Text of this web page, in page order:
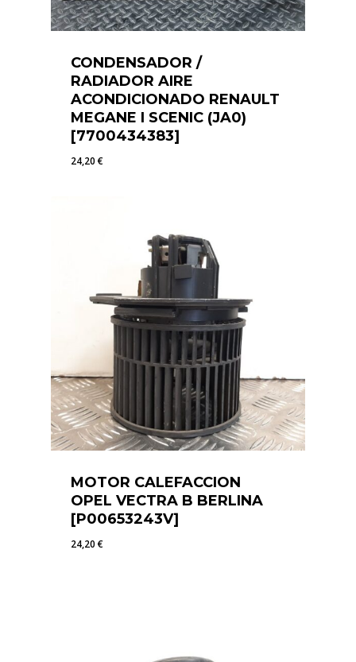
CONDENSADOR /
RADIADOR AIRE
ACONDICIONADO RENAULT
MEGANE I SCENIC (JA0)
[7700434383]
24,20€
MOTOR CALEFACCION
OPEL VECTRA B BERLINA
[P00653243V]
24,20€